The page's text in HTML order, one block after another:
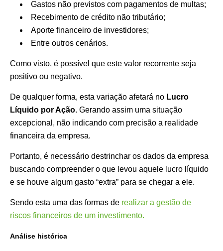
Gastos não previstos com pagamentos de multas;
Recebimento de crédito não tributário;
Aporte financeiro de investidores;
Entre outros cenários.
Como visto, é possível que este valor recorrente seja
positivo ou negativo.
De qualquer forma, esta variação afetará no Lucro
Líquido por Ação. Gerando assim uma situação
excepcional, não indicando com precisão a realidade
financeira da empresa.
Portanto, é necessário destrinchar os dados da empresa
buscando compreender o que levou aquele lucro líquido
e se houve algum gasto “extra” para se chegar a ele.
Sendo esta uma das formas de realizar a gestão de
riscos financeiros de um investimento.
Análise histórica